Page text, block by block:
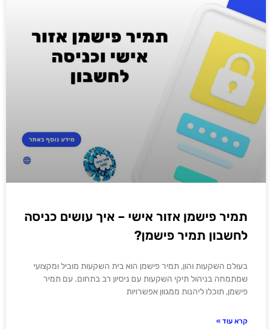
תמיר פישמן אזור אישי – איך עושים כניסה
לחשבון תמיר פישמן?
בעולם השקעות והון, תמיר פישמן הוא בית השקעות מוביל ומקצועי
שמתמחה בניהול תיקי השקעות עם ניסיון רב בתחום. עם תמיר
פישמן, תוכלו ליהנות ממגוון אפשרויות
קרא עוד »